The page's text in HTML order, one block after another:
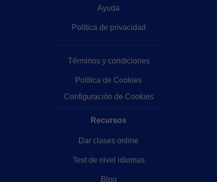
Ayuda
Política de privacidad
Términos y condiciones
Política de Cookies
Configuración de Cookies
Recursos
Dar clases online
Test de nivel idiomas
Blog